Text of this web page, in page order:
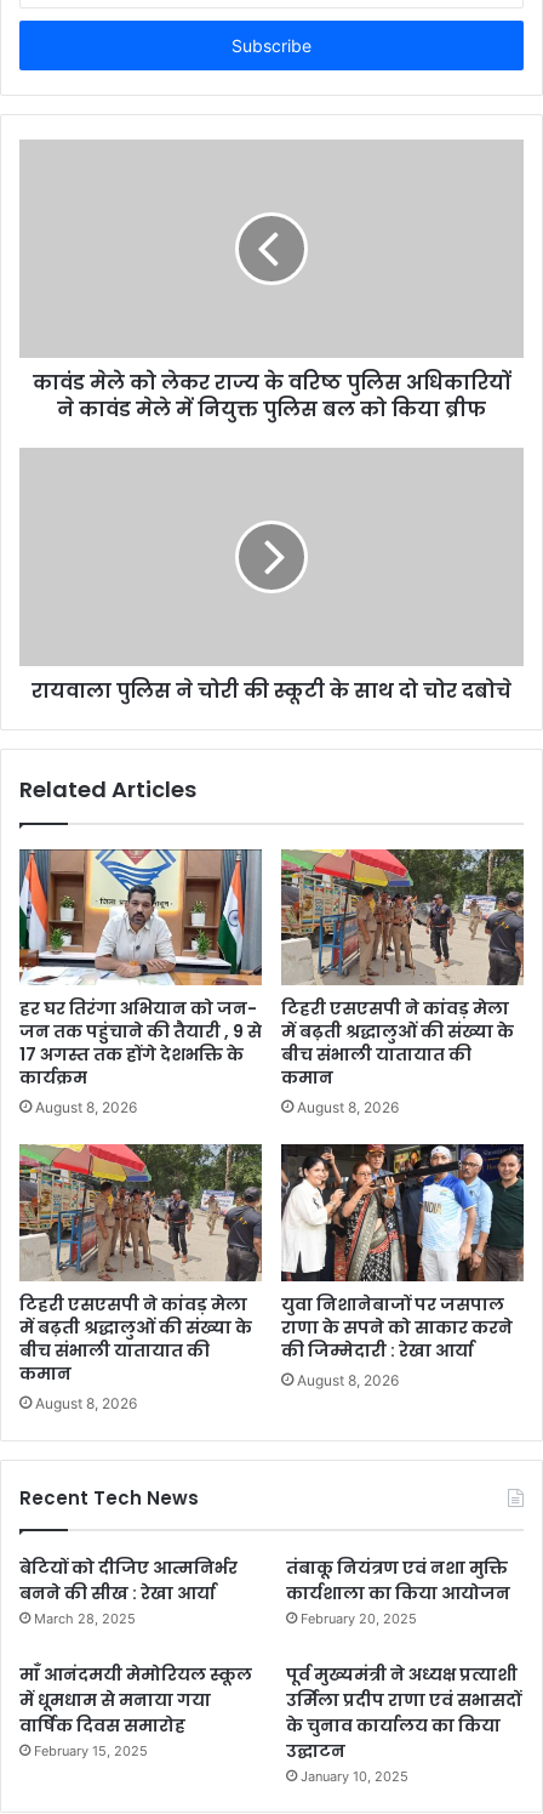
Email
कावंड मेले को लेकर राज्य के वरिष्ठ पुलिस अधिकारियों
ने कावंड मेले में नियुक्त पुलिस बल को किया ब्रीफ
रायवाला पुलिस ने चोरी की स्कूटी के साथ दो चोर दबोचे
Related Articles
हर घर तिरंगा अभियान को जन-
जन तक पहुंचाने की तैयारी , 9 से
17 अगस्त तक होंगे देशभक्ति के
कार्यक्रम
August 8, 2026
टिहरी एसएसपी ने कांवड़ मेला
में बढ़ती श्रद्धालुओं की संख्या के
बीच संभाली यातायात की
कमान
August 8, 2026
टिहरी एसएसपी ने कांवड़ मेला
में बढ़ती श्रद्धालुओं की संख्या के
बीच संभाली यातायात की
कमान
August 8, 2026
युवा निशानेबाजों पर जसपाल
राणा के सपने को साकार करने
की जिम्मेदारी : रेखा आर्या
August 8, 2026
Recent Tech News
बेटियों को दीजिए आत्मनिर्भर
बनने की सीख : रेखा आर्या
March 28, 2025
तंबाकू नियंत्रण एवं नशा मुक्ति
कार्यशाला का किया आयोजन
February 20, 2025
माँ आनंदमयी मेमोरियल स्कूल
में धूमधाम से मनाया गया
वार्षिक दिवस समारोह
February 15, 2025
पूर्व मुख्यमंत्री ने अध्यक्ष प्रत्याशी
उर्मिला प्रदीप राणा एवं सभासदों
के चुनाव कार्यालय का किया
उद्घाटन
January 10, 2025